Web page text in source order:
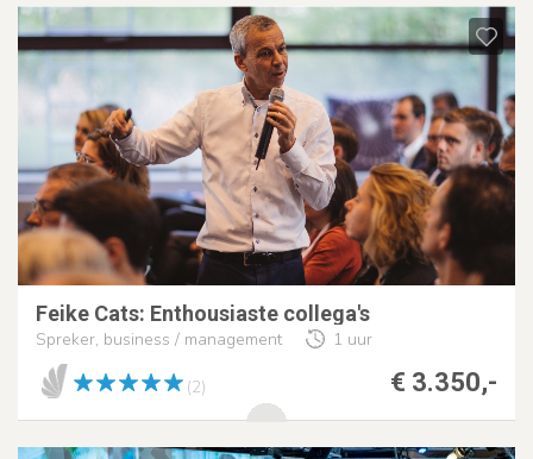
Feike Cats: Enthousiaste collega's
Spreker, business / management 1 uur
€ 3.350,-
(2)